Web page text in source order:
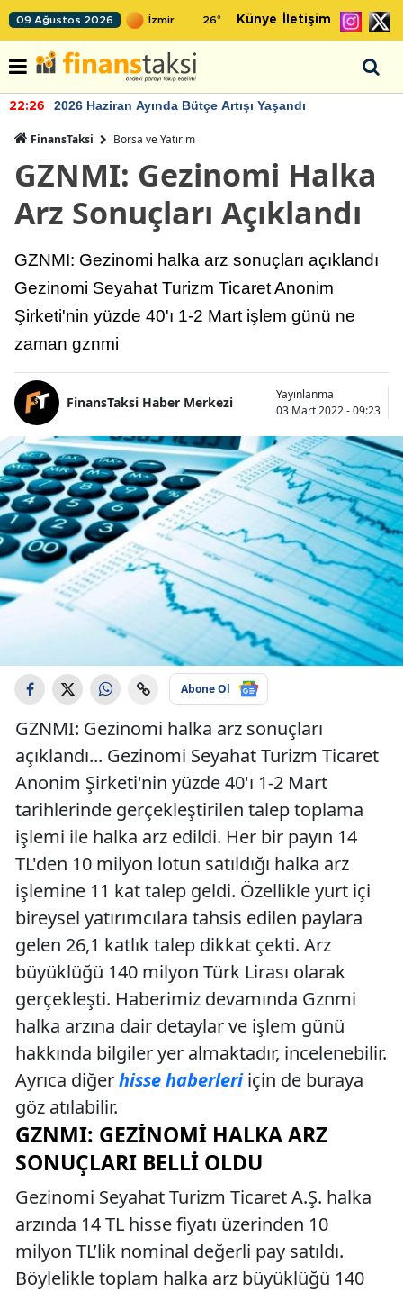
09 Ağustos 2026 26° Künye İletişim
22:26 2026 Haziran Ayında Bütçe Artışı Yaşandı
FinansTaksi Borsa ve Yatırım
GZNMI: Gezinomi Halka
Arz Sonuçları Açıklandı
GZNMI: Gezinomi halka arz sonuçları açıklandı
Gezinomi Seyahat Turizm Ticaret Anonim
Şirketi'nin yüzde 40'ı 1-2 Mart işlem günü ne
zaman gznmi
FinansTaksi Haber Merkezi
Yayınlanma
03 Mart 2022 - 09:23
Abone Ol
GZNMI: Gezinomi halka arz sonuçları
açıklandı... Gezinomi Seyahat Turizm Ticaret
Anonim Şirketi'nin yüzde 40'ı 1-2 Mart
tarihlerinde gerçekleştirilen talep toplama
işlemi ile halka arz edildi. Her bir payın 14
TL'den 10 milyon lotun satıldığı halka arz
işlemine 11 kat talep geldi. Özellikle yurt içi
bireysel yatırımcılara tahsis edilen paylara
gelen 26,1 katlık talep dikkat çekti. Arz
büyüklüğü 140 milyon Türk Lirası olarak
gerçekleşti. Haberimiz devamında Gznmi
halka arzına dair detaylar ve işlem günü
hakkında bilgiler yer almaktadır, incelenebilir.
Ayrıca diğerhisse haberleriiçin de buraya
göz atılabilir.
GZNMI: GEZINOMI HALKA ARZ
SONUÇLARI BELLI OLDU
Gezinomi Seyahat Turizm Ticaret A.Ş. halka
arzında 14 TL hisse fiyatı üzerinden 10
milyon TL’lik nominal değerli pay satıldı.
Böylelikle toplam halka arz büyüklüğü 140